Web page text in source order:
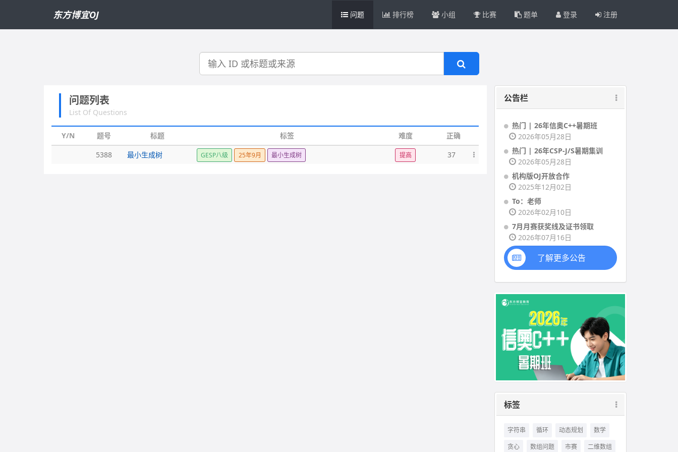
东方博宜OJ 问题 排行榜 小组 比赛 题单 登录 注册
搜
问题列表
List Of Questions
Y/N 题号 标题 标签 难度
正确
5388
最小生成树 GESP八级 25年9月 最小生成树 提高 37
公告栏
热门 | 26年信奥C++暑期班
2026年05月28日
热门 | 26年CSP-J/S暑期集训
2026年05月28日
机构版OJ开放合作
2025年12月02日
To：老师
2026年02月10日
7月月赛获奖线及证书领取
2026年07月16日
了解更多公告
标签
字符串 循环 动态规划
数学
贪心
数组问题 市赛 二维数组